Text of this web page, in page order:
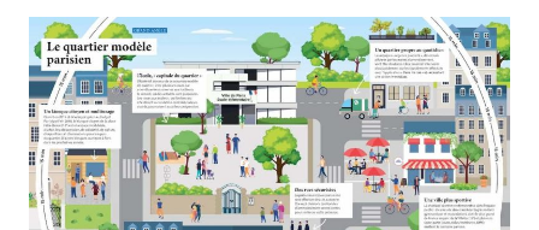
DE
VÉLOS
ÉLECTRIQUES
L’ENTREPRISE
DE
L’ANCIEN
FONDATEUR